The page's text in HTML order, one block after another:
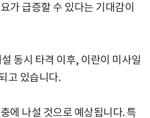
가 급증할 수 있다는 기대감이
동시 타격 이후, 이란이 미사일
고 있습니다.
에 나설 것으로 예상됩니다. 특